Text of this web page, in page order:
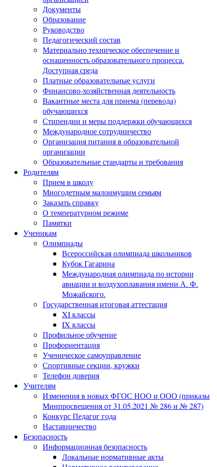
Документы
Образование
Руководство
Педагогический состав
Материально техническое обеспечение и
оснащенность образовательного процесса.
Доступная среда
Платные образовательные услуги
Финансово-хозяйственная деятельность
Вакантные места для приема (перевода)
обучающихся
Стипендии и меры поддержки обучающихся
Международное сотрудничество
Организация питания в образовательной
организации
Образовательные стандарты и требования
Родителям
Прием в школу
Многодетным малоимущим семьям
Заказать справку
О температурном режиме
Памятки
Ученикам
Олимпиады
Всероссийская олимпиада школьников
Кубок Гагарина
Международная олимпиада по истории
авиации и воздухоплавания имени А. Ф.
Можайского.
Государственная итоговая аттестация
XI классы
IX классы
Профильное обучение
Профориентация
Ученическое самоуправление
Спортивные секции, кружки
Телефон доверия
Учителям
Изменения в новых ФГОС НОО и ООО (приказы
Минпросвещения от 31.05.2021 № 286 и № 287)
Конкурс Педагог года
Наставничество
Безопасность
Информационная безопасность
Локальные нормативные акты